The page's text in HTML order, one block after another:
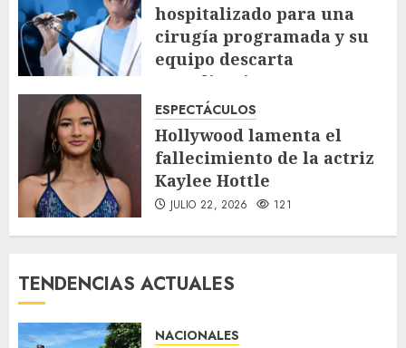
hospitalizado para una
cirugía programada y su
equipo descarta
complicaciones
JULIO 23, 2026
ESPECTÁCULOS
Hollywood lamenta el
fallecimiento de la actriz
Kaylee Hottle
JULIO 22, 2026 121
TENDENCIAS ACTUALES
NACIONALES